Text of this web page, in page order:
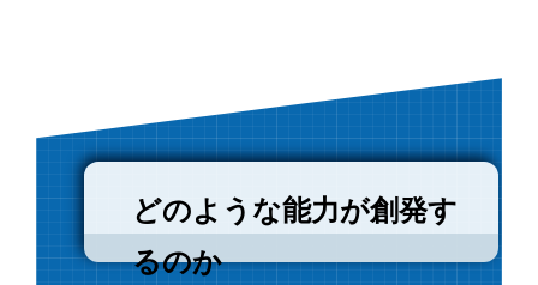
どのような能力が創発す
るのか